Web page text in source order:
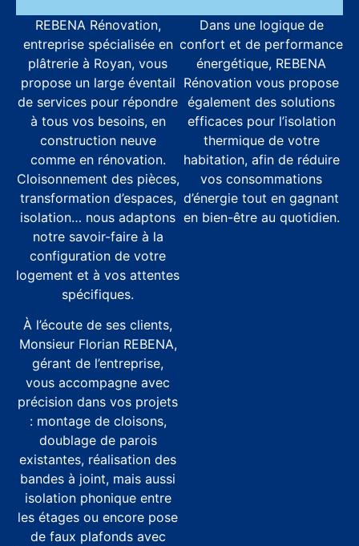
REBENA Rénovation,
entreprise spécialisée en
plâtrerie à Royan, vous
propose un large éventail
de services pour répondre
à tous vos besoins, en
construction neuve
comme en rénovation.
Cloisonnement des pièces,
transformation d’espaces,
isolation… nous adaptons
notre savoir-faire à la
configuration de votre
logement et à vos attentes
spécifiques.
À l’écoute de ses clients,
Monsieur Florian REBENA,
gérant de l’entreprise,
vous accompagne avec
précision dans vos projets
: montage de cloisons,
doublage de parois
existantes, réalisation des
bandes à joint, mais aussi
isolation phonique entre
les étages ou encore pose
de faux plafonds avec
Dans une logique de
confort et de performance
énergétique, REBENA
Rénovation vous propose
également des solutions
efficaces pour l’isolation
thermique de votre
habitation, afin de réduire
vos consommations
d’énergie tout en gagnant
en bien-être au quotidien.